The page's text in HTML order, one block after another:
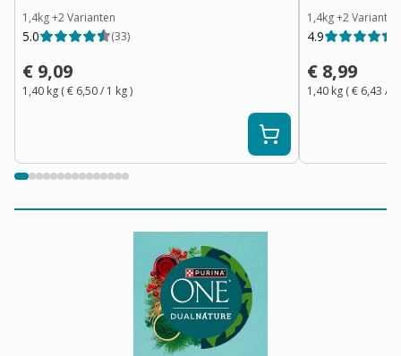
1,4kg+2Varianten
5.0 (33)
€ 9,09
1,40 kg (€ 6,50/ 1 kg)
1,4kg+2Varianten
4.9
€ 8,99
1,40 kg (€ 6,43 / 1